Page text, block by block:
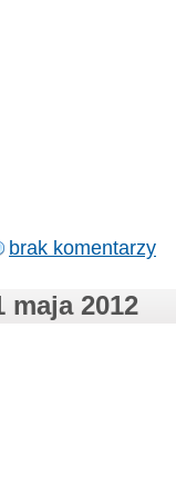
brak komentarzy
maja 2012